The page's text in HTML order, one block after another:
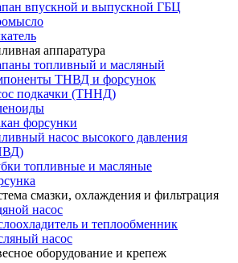
впускной и выпускной ГБЦ
аппаратура
топливный и масляный
ТНВД и форсунок
подкачки (ТННД)
форсунки
насос высокого давления
топливные и масляные
смазки, охлаждения и фильтрация
насос
и теплообменник
насос
оборудование и крепеж